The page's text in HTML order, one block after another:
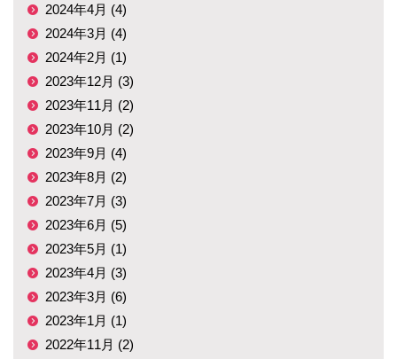
2024年4月 (4)
2024年3月 (4)
2024年2月 (1)
2023年12月 (3)
2023年11月 (2)
2023年10月 (2)
2023年9月 (4)
2023年8月 (2)
2023年7月 (3)
2023年6月 (5)
2023年5月 (1)
2023年4月 (3)
2023年3月 (6)
2023年1月 (1)
2022年11月 (2)